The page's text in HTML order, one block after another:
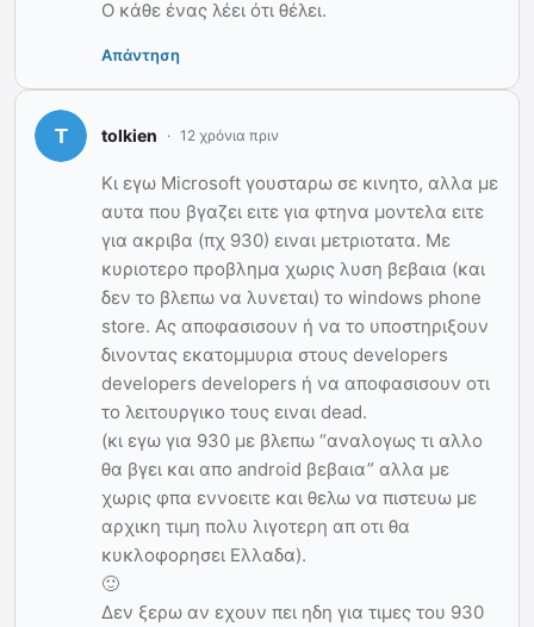
Ο κάθε ένας λέει ότι θέλει.
Απάντηση
tolkien 12 χρόνια πριν
Κι εγω Microsoft γουσταρω σε κινητο, αλλα με
αυτα που βγαζει ειτε για φτηνα μοντελα ειτε
για ακριβα (πχ 930) ειναι μετριοτατα. Με
κυριοτερο προβλημα χωρις λυση βεβαια (και
δεν το βλεπω να λυνεται) το windows phone
store. Ας αποφασισουν ή να το υποστηριξουν
δινοντας εκατομμυρια στους developers
developers developers ή να αποφασισουν οτι
το λειτουργικο τους ειναι dead.
(κι εγω για 930 με βλεπω “αναλογως τι αλλο
θα βγει και απο android βεβαια” αλλα με
χωρις φπα εννοειτε και θελω να πιστευω με
αρχικη τιμη πολυ λιγοτερη απ οτι θα
κυκλοφορησει Ελλαδα).
🙂
Δεν ξερω αν εχουν πει ηδη για τιμες του 930